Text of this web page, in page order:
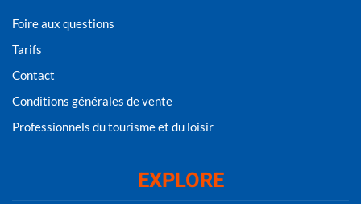
Foire aux questions
Tarifs
Contact
Conditions générales de vente
Professionnels du tourisme et du loisir
EXPLORE